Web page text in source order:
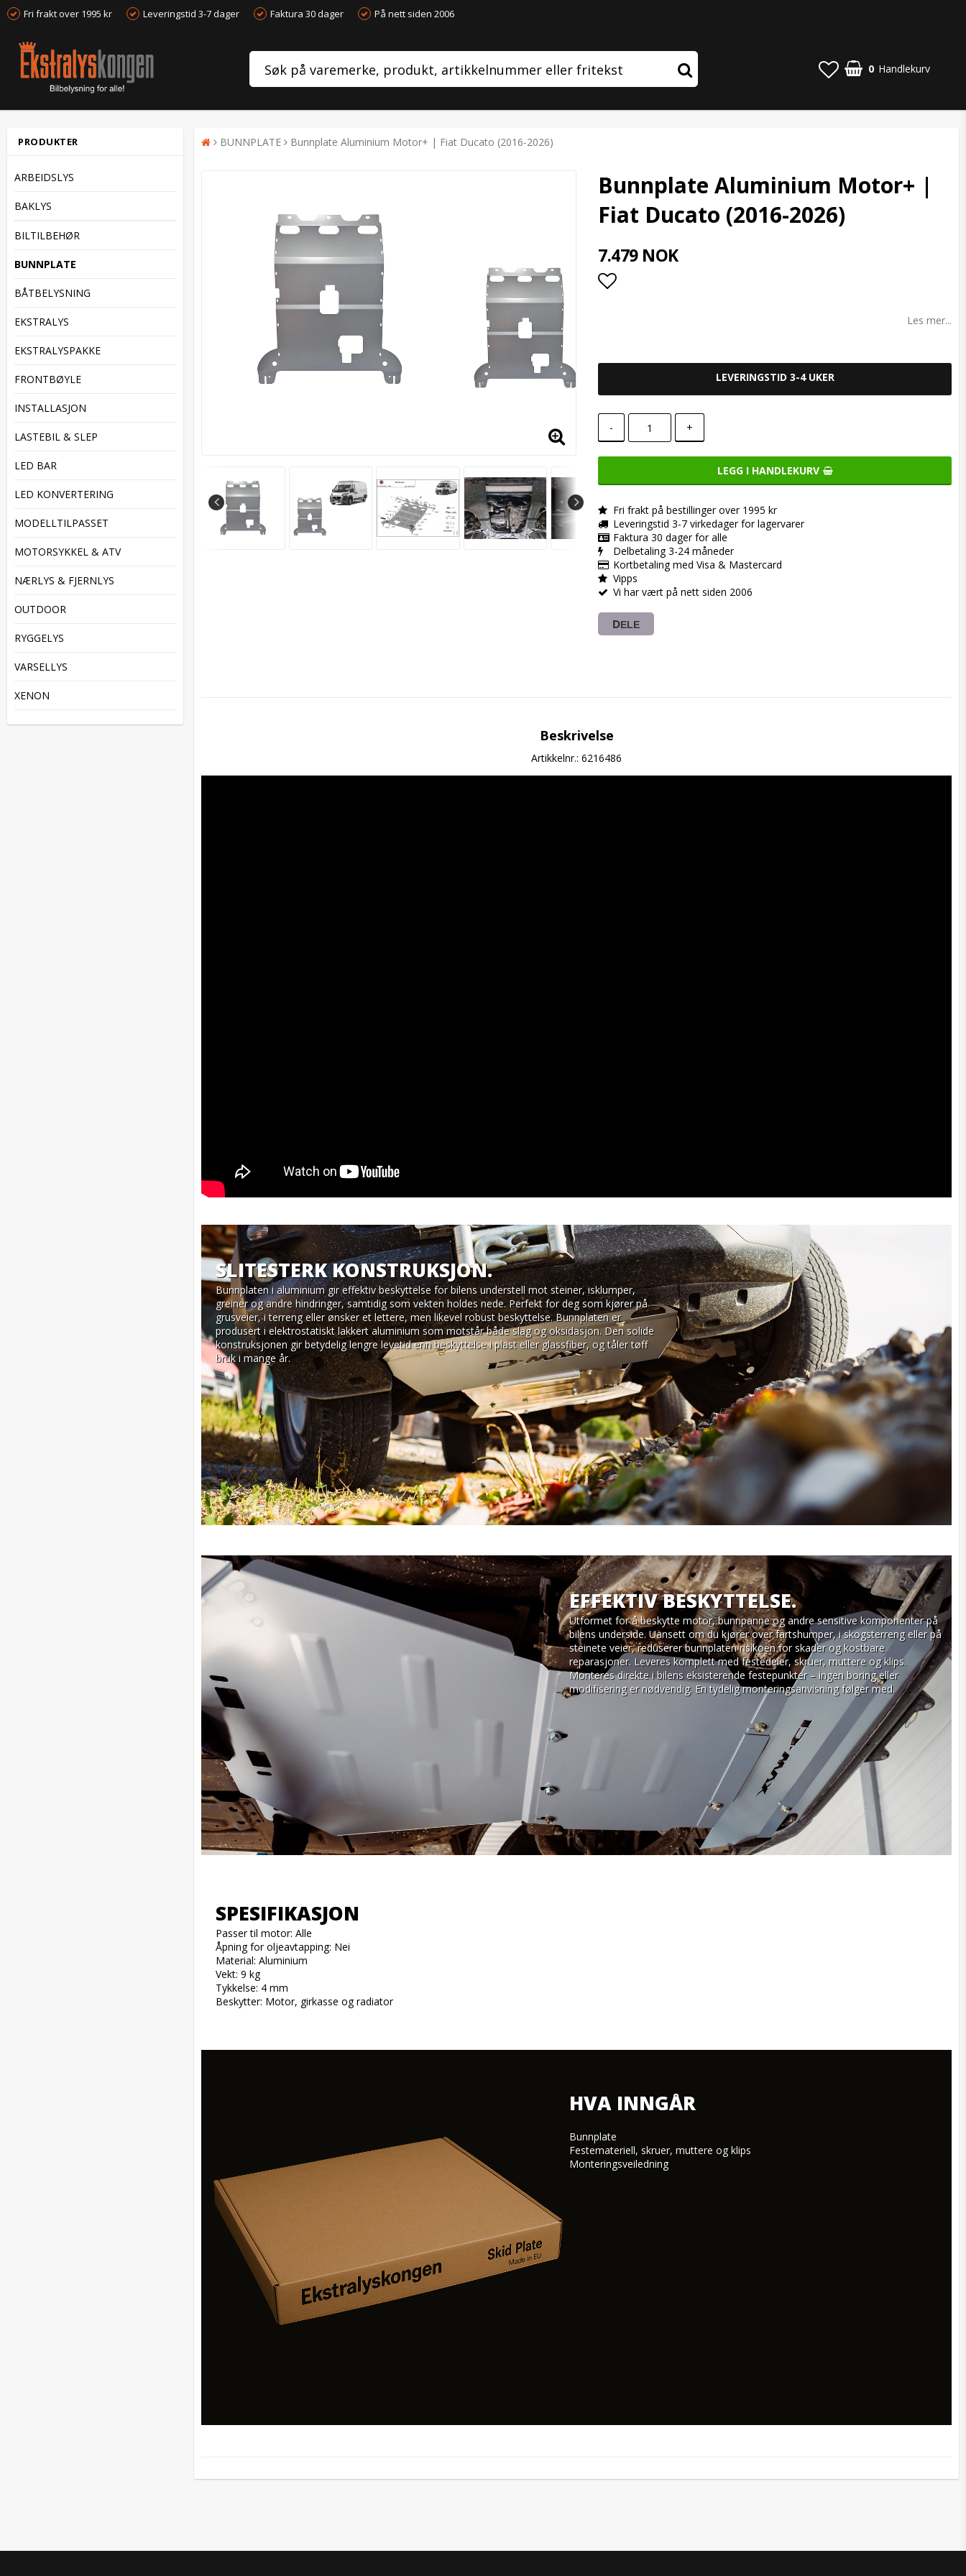
Fri frakt over 1995 kr Leveringstid 3-7 dager Faktura 30 dager På nett siden 2006
0 Handlekurv
PRODUKTER
ARBEIDSLYS
BAKLYS
BILTILBEHØR
BUNNPLATE
BÅTBELYSNING
EKSTRALYS
EKSTRALYSPAKKE
FRONTBØYLE
INSTALLASJON
LASTEBIL & SLEP
LED BAR
LED KONVERTERING
MODELLTILPASSET
MOTORSYKKEL & ATV
NÆRLYS & FJERNLYS
OUTDOOR
RYGGELYS
VARSELLYS
XENON
BUNNPLATE Bunnplate Aluminium Motor+ | Fiat Ducato (2016-2026)
Bunnplate Aluminium Motor+ |
Fiat Ducato (2016-2026)
7.479 NOK
Les mer...
LEVERINGSTID 3-4 UKER
- +
LEGG I HANDLEKURV
Fri frakt på bestillinger over 1995 kr
Leveringstid 3-7 virkedager for lagervarer
Faktura 30 dager for alle
Delbetaling 3-24 måneder
Kortbetaling med Visa & Mastercard
Vipps
Vi har vært på nett siden 2006
DELE
Beskrivelse
Artikkelnr.: 6216486
SLITESTERK KONSTRUKSJON.
Bunnplaten i aluminium gir effektiv beskyttelse for bilens understell mot steiner, isklumper,
greiner og andre hindringer, samtidig som vekten holdes nede. Perfekt for deg som kjører på
grusveier, i terreng eller ønsker et lettere, men likevel robust beskyttelse. Bunnplaten er
produsert i elektrostatiskt lakkert aluminium som motstår både slag og oksidasjon. Den solide
konstruksjonen gir betydelig lengre levetid enn beskyttelse i plast eller glassfiber, og tåler tøff
bruk i mange år.
EFFEKTIV BESKYTTELSE.
Utformet for å beskytte motor, bunnpanne og andre sensitive komponenter på
bilens underside. Uansett om du kjører over fartshumper, i skogsterreng eller på
steinete veier, reduserer bunnplaten risikoen for skader og kostbare
reparasjoner. Leveres komplett med festedeler, skruer, muttere og klips.
Monteres direkte i bilens eksisterende festepunkter – ingen boring eller
modifisering er nødvendig. En tydelig monteringsanvisning følger med.
SPESIFIKASJON
Passer til motor: Alle
Åpning for oljeavtapping: Nei
Material: Aluminium
Vekt: 9 kg
Tykkelse: 4 mm
Beskytter: Motor, girkasse og radiator
HVA INNGÅR
Bunnplate
Festemateriell, skruer, muttere og klips
Monteringsveiledning